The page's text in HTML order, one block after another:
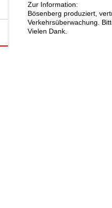
Zur Information:
Bösenberg produziert,
Verkehrsüberwachung.
Vielen Dank.